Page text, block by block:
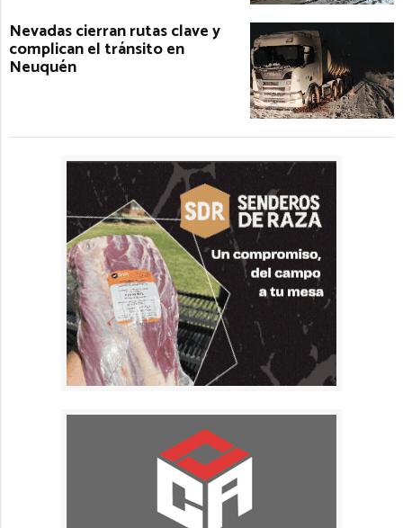
Nevadas cierran rutas clave y
complican el tránsito en
Neuquén